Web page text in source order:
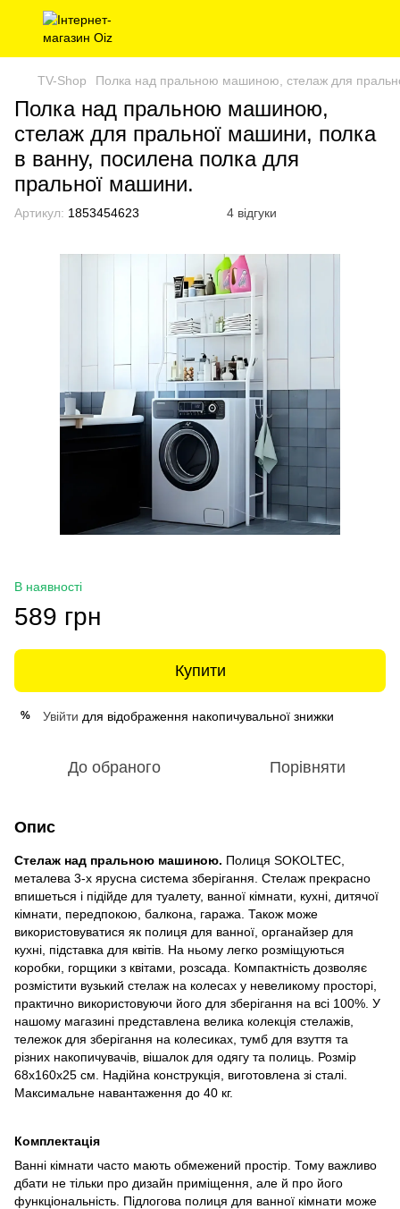
TV-Shop Полка над пральною машиною, стелаж для
Полка над пральною машиною,
стелаж для пральної машини, полка
в ванну, посилена полка для
пральної машини.
Артикул: 1853454623 4 відгуки
В наявності
589 грн
Купити
% Увійти для відображення накопичувальної знижки
До обраного Порівняти
Опис
Стелаж над пральною машиною. Полиця SOKOLTEC,
металева 3-х ярусна система зберігання. Стелаж прекрасно
впишеться і підійде для туалету, ванної кімнати, кухні, дитячої
кімнати, передпокою, балкона, гаража. Також може
використовуватися як полиця для ванної, органайзер для
кухні, підставка для квітів. На ньому легко розміщуються
коробки, горщики з квітами, розсада. Компактність дозволяє
розмістити вузький стелаж на колесах у невеликому просторі,
практично використовуючи його для зберігання на всі 100%. У
нашому магазині представлена велика колекція стелажів,
тележок для зберігання на колесиках, тумб для взуття та
різних накопичувачів, вішалок для одягу та полиць. Розмір
68х160х25 см. Надійна конструкція, виготовлена зі сталі.
Максимальне навантаження до 40 кг.
Комплектація
Ванні кімнати часто мають обмежений простір. Тому важливо
дбати не тільки про дизайн приміщення, але й про його
функціональність. Підлогова полиця для ванної кімнати може